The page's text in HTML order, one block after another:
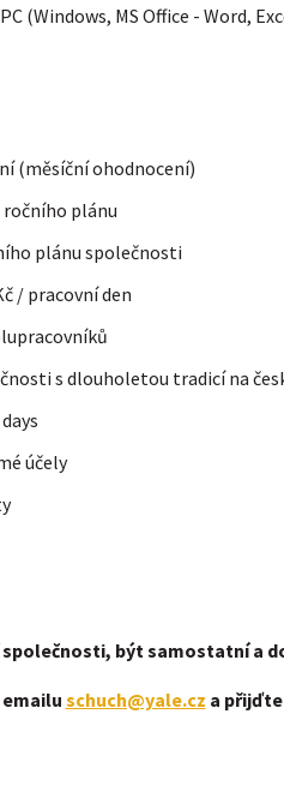
(Windows, MS Office - Word,
(měsíční ohodnocení)
plánu
plánu společnosti
/ pracovní den
s dlouholetou tradicí na
účely
být samostatní a
schuch@yale.cz a